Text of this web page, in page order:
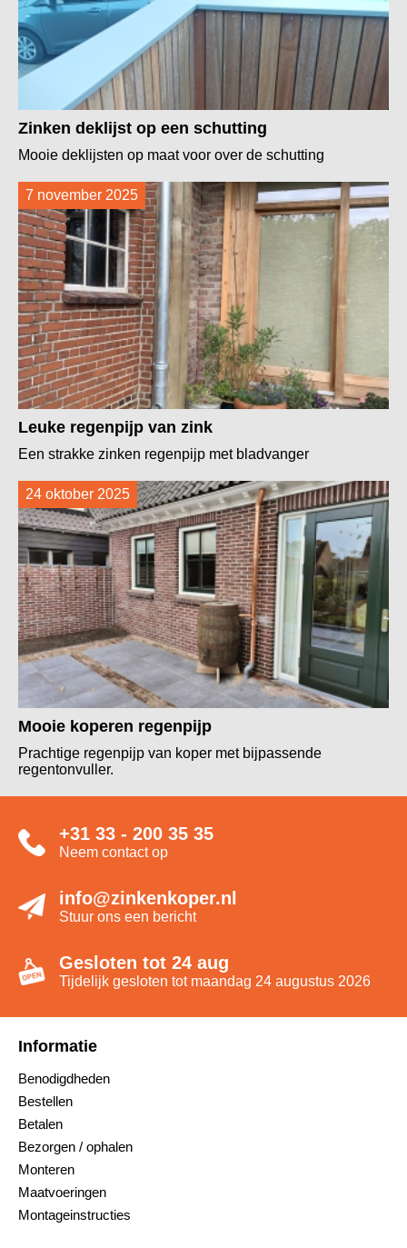
Zinken deklijst op een schutting
Mooie deklijsten op maat voor over de schutting
7 november 2025
Leuke regenpijp van zink
Een strakke zinken regenpijp met bladvanger
24 oktober 2025
Mooie koperen regenpijp
Prachtige regenpijp van koper met bijpassende
regentonvuller.
+31 33 - 200 35 35
Neem contact op
info@zinkenkoper.nl
Stuur ons een bericht
Gesloten tot 24 aug
Tijdelijk gesloten tot maandag 24 augustus 2026
Informatie
Benodigdheden
Bestellen
Betalen
Bezorgen / ophalen
Monteren
Maatvoeringen
Montageinstructies